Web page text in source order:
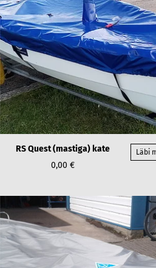
RS Quest (mastiga) kate
0,00 €
Läbi